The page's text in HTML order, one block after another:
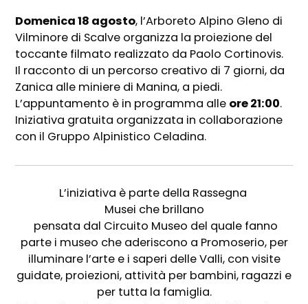
Domenica 18 agosto, l’Arboreto Alpino Gleno di
Vilminore di Scalve organizza la proiezione del
toccante filmato realizzato da Paolo Cortinovis.
Il racconto di un percorso creativo di 7 giorni, da
Zanica alle miniere di Manina, a piedi.
L’appuntamento è in programma alle ore 21:00.
Iniziativa gratuita organizzata in collaborazione
con il Gruppo Alpinistico Celadina.
L’iniziativa è parte della Rassegna
Musei che brillano
pensata dal Circuito Museo del quale fanno
parte i museo che aderiscono a Promoserio, per
illuminare l’arte e i saperi delle Valli, con visite
guidate, proiezioni, attività per bambini, ragazzi e
per tutta la famiglia.